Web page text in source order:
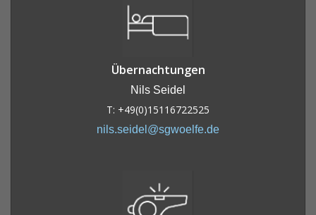
Übernachtungen
Nils Seidel
T: +49(0)15116722525
nils.seidel@sgwoelfe.de